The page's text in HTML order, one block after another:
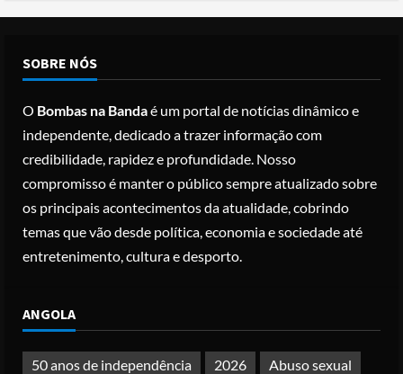
1
2
registo criminal
Posted on 3 months ago
3
Nike vai despedir 1.400 trabalhadores
para apostar em automação e
simplificar operações
Posted on 3 months ago
4
desejo de domínio”
Posted on 4 months ago
SOBRE NÓS
O Bombas na Bandaé um portal de notícias dinâmico e
independente, dedicado a trazer informação com
credibilidade, rapidez e profundidade. Nosso
compromisso é manter o público sempre atualizado sobre
os principais acontecimentos da atualidade, cobrindo
temas que vão desde política, economia e sociedade até
entretenimento, cultura e desporto.
ANGOLA
50 anos de independência 2026
Abuso sexual